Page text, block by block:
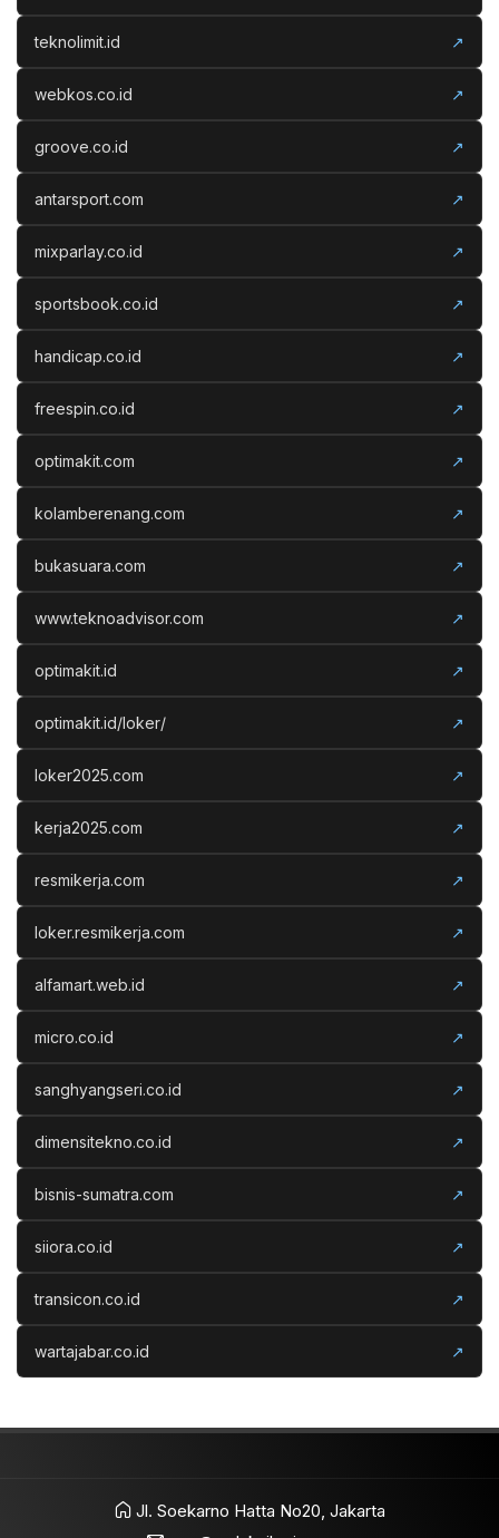
teknolimit.id ↗
webkos.co.id ↗
groove.co.id ↗
antarsport.com ↗
mixparlay.co.id ↗
sportsbook.co.id ↗
handicap.co.id ↗
freespin.co.id ↗
optimakit.com ↗
kolamberenang.com ↗
bukasuara.com ↗
www.teknoadvisor.com ↗
optimakit.id ↗
optimakit.id/loker/ ↗
loker2025.com ↗
kerja2025.com ↗
resmikerja.com ↗
loker.resmikerja.com ↗
alfamart.web.id ↗
micro.co.id ↗
sanghyangseri.co.id ↗
dimensitekno.co.id ↗
bisnis-sumatra.com ↗
siiora.co.id ↗
transicon.co.id ↗
wartajabar.co.id ↗
Jl. Soekarno Hatta No20, Jakarta